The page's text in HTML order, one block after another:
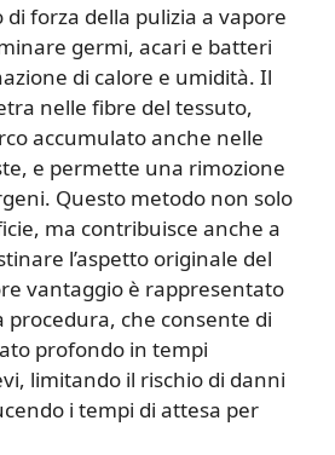
forza della pulizia a vapore
germi, acari e batteri
di calore e umidità. Il
nelle fibre del tessuto,
accumulato anche nelle
e permette una rimozione
Questo metodo non solo
ma contribuisce anche a
l’aspetto originale del
vantaggio è rappresentato
procedura, che consente di
profondo in tempi
limitando il rischio di danni
i tempi di attesa per